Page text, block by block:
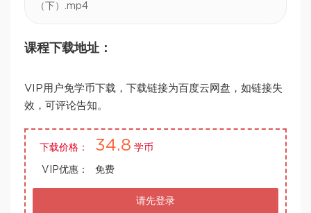
（下）.mp4
课程下载地址：
VIP用户免学币下载，下载链接为百度云网盘，如链接失
效，可评论告知。
下载价格： 34.8 学币
VIP优惠： 免费
请先登录